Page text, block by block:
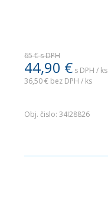
65 €s DPH
44,90 € s DPH / ks
36,50 € bez DPH / ks
Obj. čislo: 34I28826